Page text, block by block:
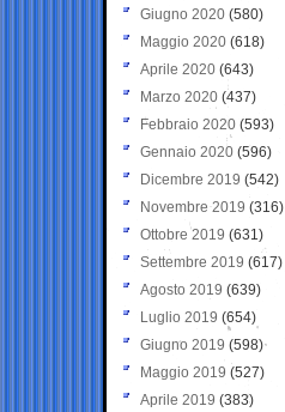
Giugno 2020 (580)
Maggio 2020 (618)
Aprile 2020 (643)
Marzo 2020 (437)
Febbraio 2020 (593)
Gennaio 2020 (596)
Dicembre 2019 (542)
Novembre 2019 (316)
Ottobre 2019 (631)
Settembre 2019 (617)
Agosto 2019 (639)
Luglio 2019 (654)
Giugno 2019 (598)
Maggio 2019 (527)
Aprile 2019 (383)